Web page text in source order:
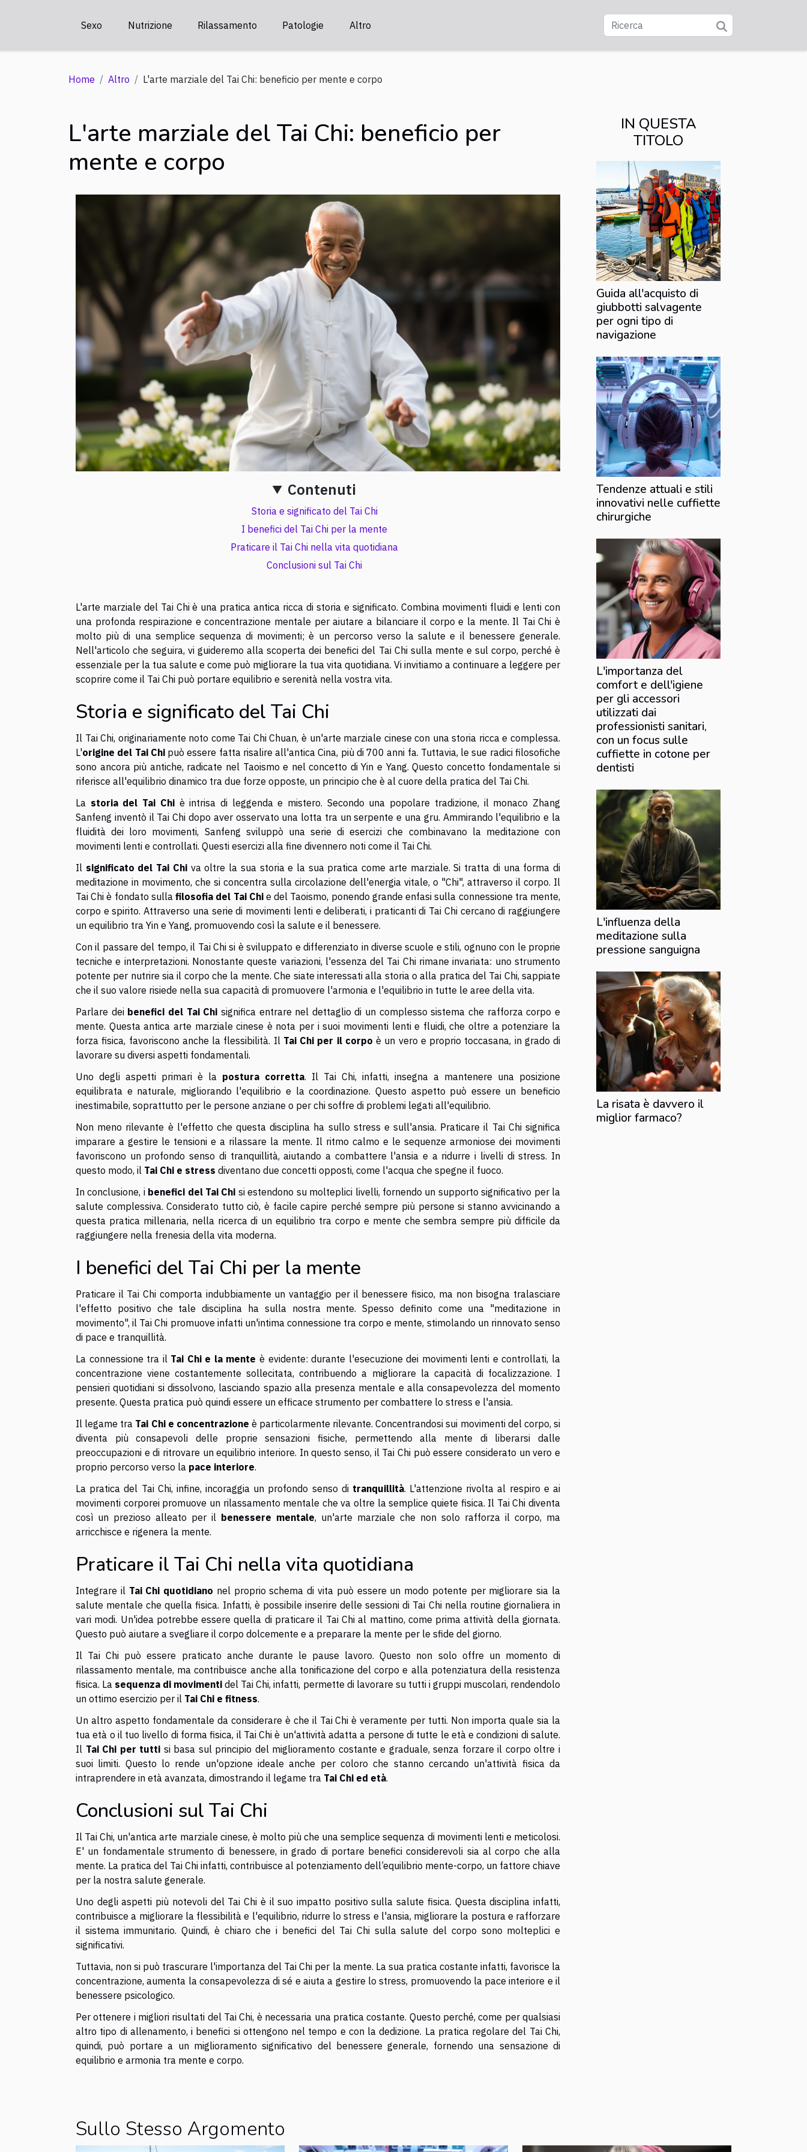
Sexo Nutrizione Rilassamento Patologie Altro
Home Altro L'arte marziale del Tai Chi: beneficio per mente e corpo
L'arte marziale del Tai Chi: beneficio per
mente e corpo
Contenuti
Storia e significato del Tai Chi
I benefici del Tai Chi per la mente
Praticare il Tai Chi nella vita quotidiana
Conclusioni sul Tai Chi
L'arte marziale del Tai Chi è una pratica antica ricca di storia e significato. Combina movimenti fluidi e lenti con
una profonda respirazione e concentrazione mentale per aiutare a bilanciare il corpo e la mente. Il Tai Chi è
molto più di una semplice sequenza di movimenti; è un percorso verso la salute e il benessere generale.
Nell'articolo che seguira, vi guideremo alla scoperta dei benefici del Tai Chi sulla mente e sul corpo, perché è
essenziale per la tua salute e come può migliorare la tua vita quotidiana. Vi invitiamo a continuare a leggere per
scoprire come il Tai Chi può portare equilibrio e serenità nella vostra vita.
Storia e significato del Tai Chi
Il Tai Chi, originariamente noto come Tai Chi Chuan, è un'arte marziale cinese con una storia ricca e complessa.
L'origine del Tai Chipuò essere fatta risalire all'antica Cina, più di 700 anni fa. Tuttavia, le sue radici filosofiche
sono ancora più antiche, radicate nel Taoismo e nel concetto di Yin e Yang. Questo concetto fondamentale si
riferisce all'equilibrio dinamico tra due forze opposte, un principio che è al cuore della pratica del Tai Chi.
La storia del Tai Chiè intrisa di leggenda e mistero. Secondo una popolare tradizione, il monaco Zhang
Sanfeng inventò il Tai Chi dopo aver osservato una lotta tra un serpente e una gru. Ammirando l'equilibrio e la
fluidità dei loro movimenti, Sanfeng sviluppò una serie di esercizi che combinavano la meditazione con
movimenti lenti e controllati. Questi esercizi alla fine divennero noti come il Tai Chi.
Il significato del Tai Chiva oltre la sua storia e la sua pratica come arte marziale. Si tratta di una forma di
meditazione in movimento, che si concentra sulla circolazione dell'energia vitale, o "Chi", attraverso il corpo. Il
Tai Chi è fondato sullafilosofia del Tai Chie del Taoismo, ponendo grande enfasi sulla connessione tra mente,
corpo e spirito. Attraverso una serie di movimenti lenti e deliberati, i praticanti di Tai Chi cercano di raggiungere
un equilibrio tra Yin e Yang, promuovendo così la salute e il benessere.
Con il passare del tempo, il Tai Chi si è sviluppato e differenziato in diverse scuole e stili, ognuno con le proprie
tecniche e interpretazioni. Nonostante queste variazioni, l'essenza del Tai Chi rimane invariata: uno strumento
potente per nutrire sia il corpo che la mente. Che siate interessati alla storia o alla pratica del Tai Chi, sappiate
che il suo valore risiede nella sua capacità di promuovere l'armonia e l'equilibrio in tutte le aree della vita.
Parlare dei benefici del Tai Chi significa entrare nel dettaglio di un complesso sistema che rafforza corpo e
mente. Questa antica arte marziale cinese è nota per i suoi movimenti lenti e fluidi, che oltre a potenziare la
forza fisica, favoriscono anche la flessibilità. Il Tai Chi per il corpo è un vero e proprio toccasana, in grado di
lavorare su diversi aspetti fondamentali.
Uno degli aspetti primari è la postura corretta. Il Tai Chi, infatti, insegna a mantenere una posizione
equilibrata e naturale, migliorando l'equilibrio e la coordinazione. Questo aspetto può essere un beneficio
inestimabile, soprattutto per le persone anziane o per chi soffre di problemi legati all'equilibrio.
Non meno rilevante è l'effetto che questa disciplina ha sullo stress e sull'ansia. Praticare il Tai Chi significa
imparare a gestire le tensioni e a rilassare la mente. Il ritmo calmo e le sequenze armoniose dei movimenti
favoriscono un profondo senso di tranquillità, aiutando a combattere l'ansia e a ridurre i livelli di stress. In
questo modo, il Tai Chi e stress diventano due concetti opposti, come l'acqua che spegne il fuoco.
In conclusione, i benefici del Tai Chi si estendono su molteplici livelli, fornendo un supporto significativo per la
salute complessiva. Considerato tutto ciò, è facile capire perché sempre più persone si stanno avvicinando a
questa pratica millenaria, nella ricerca di un equilibrio tra corpo e mente che sembra sempre più difficile da
raggiungere nella frenesia della vita moderna.
I benefici del Tai Chi per la mente
Praticare il Tai Chi comporta indubbiamente un vantaggio per il benessere fisico, ma non bisogna tralasciare
l'effetto positivo che tale disciplina ha sulla nostra mente. Spesso definito come una "meditazione in
movimento", il Tai Chi promuove infatti un'intima connessione tra corpo e mente, stimolando un rinnovato senso
di pace e tranquillità.
La connessione tra il Tai Chi e la mente è evidente: durante l'esecuzione dei movimenti lenti e controllati, la
concentrazione viene costantemente sollecitata, contribuendo a migliorare la capacità di focalizzazione. I
pensieri quotidiani si dissolvono, lasciando spazio alla presenza mentale e alla consapevolezza del momento
presente. Questa pratica può quindi essere un efficace strumento per combattere lo stress e l'ansia.
Il legame tra Tai Chi e concentrazione è particolarmente rilevante. Concentrandosi sui movimenti del corpo, si
diventa più consapevoli delle proprie sensazioni fisiche, permettendo alla mente di liberarsi dalle
preoccupazioni e di ritrovare un equilibrio interiore. In questo senso, il Tai Chi può essere considerato un vero e
proprio percorso verso la pace interiore.
La pratica del Tai Chi, infine, incoraggia un profondo senso di tranquillità. L'attenzione rivolta al respiro e ai
movimenti corporei promuove un rilassamento mentale che va oltre la semplice quiete fisica. Il Tai Chi diventa
così un prezioso alleato per il benessere mentale, un'arte marziale che non solo rafforza il corpo, ma
arricchisce e rigenera la mente.
Praticare il Tai Chi nella vita quotidiana
Integrare il Tai Chi quotidiano nel proprio schema di vita può essere un modo potente per migliorare sia la
salute mentale che quella fisica. Infatti, è possibile inserire delle sessioni di Tai Chi nella routine giornaliera in
vari modi. Un'idea potrebbe essere quella di praticare il Tai Chi al mattino, come prima attività della giornata.
Questo può aiutare a svegliare il corpo dolcemente e a preparare la mente per le sfide del giorno.
Il Tai Chi può essere praticato anche durante le pause lavoro. Questo non solo offre un momento di
rilassamento mentale, ma contribuisce anche alla tonificazione del corpo e alla potenziatura della resistenza
fisica. La sequenza di movimenti del Tai Chi, infatti, permette di lavorare su tutti i gruppi muscolari, rendendolo
un ottimo esercizio per il Tai Chi e fitness.
Un altro aspetto fondamentale da considerare è che il Tai Chi è veramente per tutti. Non importa quale sia la
tua età o il tuo livello di forma fisica, il Tai Chi è un'attività adatta a persone di tutte le età e condizioni di salute.
Il Tai Chi per tutti si basa sul principio del miglioramento costante e graduale, senza forzare il corpo oltre i
suoi limiti. Questo lo rende un'opzione ideale anche per coloro che stanno cercando un'attività fisica da
intraprendere in età avanzata, dimostrando il legame tra Tai Chi ed età.
Conclusioni sul Tai Chi
Il Tai Chi, un'antica arte marziale cinese, è molto più che una semplice sequenza di movimenti lenti e meticolosi.
E' un fondamentale strumento di benessere, in grado di portare benefici considerevoli sia al corpo che alla
mente. La pratica del Tai Chi infatti, contribuisce al potenziamento dell’equilibrio mente-corpo, un fattore chiave
per la nostra salute generale.
Uno degli aspetti più notevoli del Tai Chi è il suo impatto positivo sulla salute fisica. Questa disciplina infatti,
contribuisce a migliorare la flessibilità e l'equilibrio, ridurre lo stress e l'ansia, migliorare la postura e rafforzare
il sistema immunitario. Quindi, è chiaro che i benefici del Tai Chi sulla salute del corpo sono molteplici e
significativi.
Tuttavia, non si può trascurare l'importanza del Tai Chi per la mente. La sua pratica costante infatti, favorisce la
concentrazione, aumenta la consapevolezza di sé e aiuta a gestire lo stress, promuovendo la pace interiore e il
benessere psicologico.
Per ottenere i migliori risultati del Tai Chi, è necessaria una pratica costante. Questo perché, come per qualsiasi
altro tipo di allenamento, i benefici si ottengono nel tempo e con la dedizione. La pratica regolare del Tai Chi,
quindi, può portare a un miglioramento significativo del benessere generale, fornendo una sensazione di
equilibrio e armonia tra mente e corpo.
IN QUESTA
TITOLO
Guida all'acquisto di
giubbotti salvagente
per ogni tipo di
navigazione
Tendenze attuali e stili
innovativi nelle cuffiette
chirurgiche
L'importanza del
comfort e dell'igiene
per gli accessori
utilizzati dai
professionisti sanitari,
con un focus sulle
cuffiette in cotone per
dentisti
L'influenza della
meditazione sulla
pressione sanguigna
La risata è davvero il
miglior farmaco?
Sullo Stesso Argomento